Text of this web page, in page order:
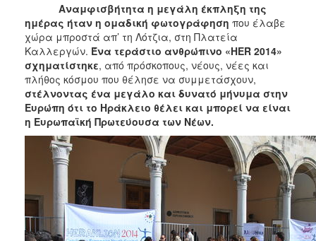
Αναμφισβήτητα η μεγάλη έκπληξη της
ημέρας ήταν η ομαδική φωτογράφηση που έλαβε
χώρα μπροστά απ’ τη Λότζια, στη Πλατεία
Καλλεργών. Ένα τεράστιο ανθρώπινο «HER 2014»
σχηματίστηκε, από πρόσκοπους, νέους, νέες και
πλήθος κόσμου που θέλησε να συμμετάσχουν,
στέλνοντας ένα μεγάλο και δυνατό μήνυμα στην
Ευρώπη ότι το Ηράκλειο θέλει και μπορεί να είναι
η Ευρωπαϊκή Πρωτεύουσα των Νέων.